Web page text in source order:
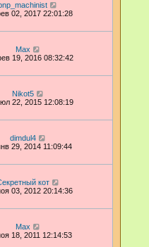
02, 2017 22:01:28
Max
19, 2016 08:32:42
Nikot5
22, 2015 12:08:19
dimdul4
29, 2014 11:09:44
кот
03, 2012 20:14:36
Max
18, 2011 12:14:53